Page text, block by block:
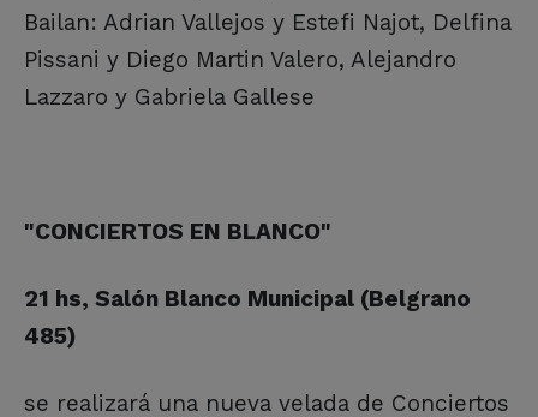
Bailan: Adrian Vallejos y Estefi Najot, Delfina
Pissani y Diego Martin Valero, Alejandro
Lazzaro y Gabriela Gallese
"CONCIERTOS EN BLANCO"
21 hs, Salón Blanco Municipal (Belgrano
485)
se realizará una nueva velada de Conciertos